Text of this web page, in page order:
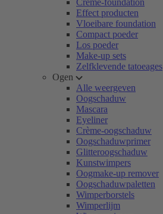
Crème-foundation
Effect producten
Vloeibare foundation
Compact poeder
Los poeder
Make-up sets
Zelfklevende tatoeages
Ogen
Alle weergeven
Oogschaduw
Mascara
Eyeliner
Crème-oogschaduw
Oogschaduwprimer
Glitteroogschaduw
Kunstwimpers
Oogmake-up remover
Oogschaduwpaletten
Wimperborstels
Wimperlijm